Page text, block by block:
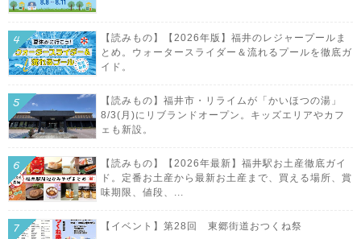
【読みもの】【2026年版】福井のレジャープールま
とめ。ウォータースライダー＆流れるプールを徹底ガ
イド。
【読みもの】福井市・リライムが「かいほつの湯」
8/3(月)にリブランドオープン。キッズエリアやカフ
ェも新設。
【読みもの】【2026年最新】福井駅お土産徹底ガイ
ド。定番お土産から最新お土産まで、買える場所、賞
味期限、値段、...
【イベント】第28回 東郷街道おつくね祭